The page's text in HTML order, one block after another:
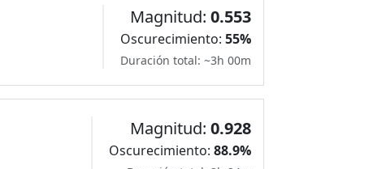
Magnitud: 0.553
Oscurecimiento: 55%
Duración total: ~3h 00m
Magnitud: 0.928
Oscurecimiento: 88.9%